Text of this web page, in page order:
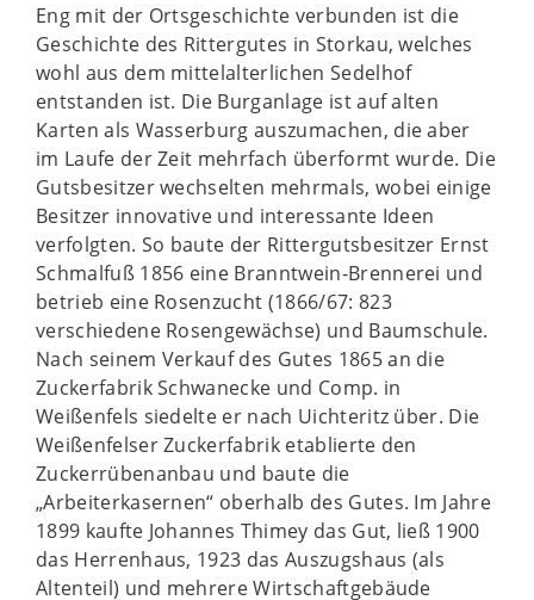
Eng mit der Ortsgeschichte verbunden ist die
Geschichte des Rittergutes in Storkau, welches
wohl aus dem mittelalterlichen Sedelhof
entstanden ist. Die Burganlage ist auf alten
Karten als Wasserburg auszumachen, die aber
im Laufe der Zeit mehrfach überformt wurde. Die
Gutsbesitzer wechselten mehrmals, wobei einige
Besitzer innovative und interessante Ideen
verfolgten. So baute der Rittergutsbesitzer Ernst
Schmalfuß 1856 eine Branntwein-Brennerei und
betrieb eine Rosenzucht (1866/67: 823
verschiedene Rosengewächse) und Baumschule.
Nach seinem Verkauf des Gutes 1865 an die
Zuckerfabrik Schwanecke und Comp. in
Weißenfels siedelte er nach Uichteritz über. Die
Weißenfelser Zuckerfabrik etablierte den
Zuckerrübenanbau und baute die
„Arbeiterkasernen“ oberhalb des Gutes. Im Jahre
1899 kaufte Johannes Thimey das Gut, ließ 1900
das Herrenhaus, 1923 das Auszugshaus (als
Altenteil) und mehrere Wirtschaftgebäude